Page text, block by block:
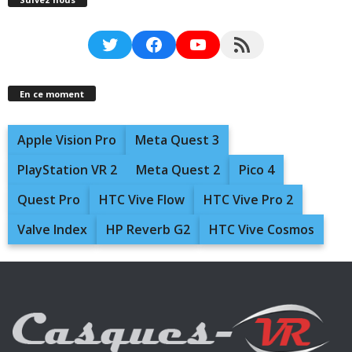
TwitterFacebookYouTubeRSS Feed
En ce moment
Apple Vision Pro
Meta Quest 3
PlayStation VR 2
Meta Quest 2
Pico 4
Quest Pro
HTC Vive Flow
HTC Vive Pro 2
Valve Index
HP Reverb G2 HTC Vive Cosmos